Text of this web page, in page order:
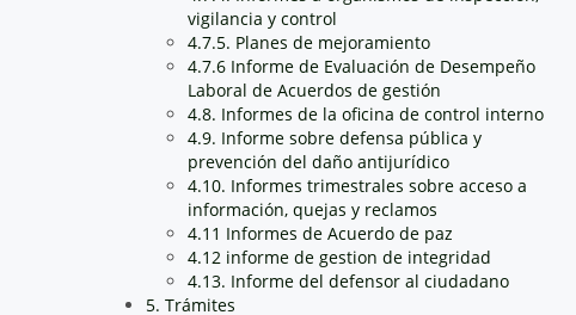
vigilancia y control
4.7.5. Planes de mejoramiento
4.7.6 Informe de Evaluación de Desempeño
Laboral de Acuerdos de gestión
4.8. Informes de la oficina de control interno
4.9. Informe sobre defensa pública y
prevención del daño antijurídico
4.10. Informes trimestrales sobre acceso a
información, quejas y reclamos
4.11 Informes de Acuerdo de paz
4.12 informe de gestion de integridad
4.13. Informe del defensor al ciudadano
5. Trámites